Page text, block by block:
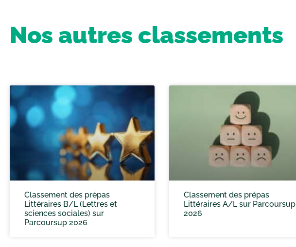
Nos autres classements
Classement des prépas
Littéraires B/L (Lettres et
sciences sociales) sur
Parcoursup 2026
Classement des prépas
Littéraires A/L sur Parcoursup
2026